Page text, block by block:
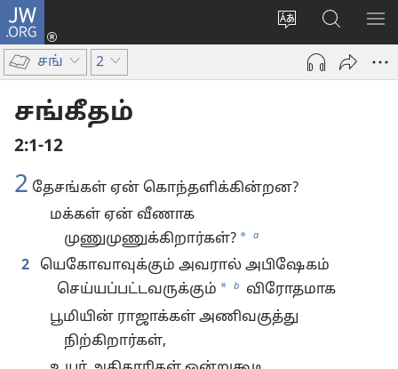
JW.ORG
மொழியை
மாற்றவும்
உள்நுழைக
window)
JW.ORG-
ல்
தேடவும்
சங் 2
சங்கீதம்
2:1-12
2 தேசங்கள் ஏன் கொந்தளிக்கின்றன?
மக்கள் ஏன் வீணாக
முணுமுணுக்கிறார்கள்? * a
2
யெகோவாவுக்கும் அவரால் அபிஷேகம்
செய்யப்பட்டவருக்கும் * b
விரோதமாக
பூமியின் ராஜாக்கள் அணிவகுத்து
நிற்கிறார்கள்,